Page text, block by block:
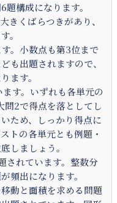
構成になります。
きくばらつきがあり、
。
。小数点も第3位まで
も出題されますので、
ます。
す。いずれも各単元の
問2で得点を落としてし
ため、しっかり得点に
トの各単元とも例題・
しましょう。
されています。整数分
頻出になります。
動と面積を求める問題